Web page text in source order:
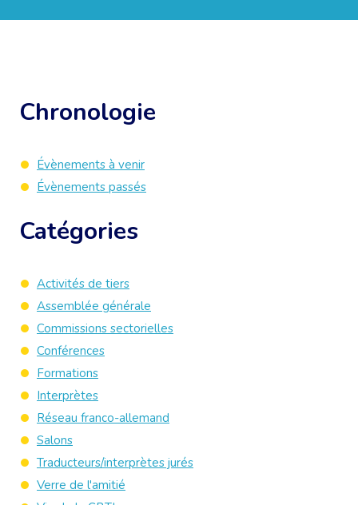
Chronologie
Évènements à venir
Évènements passés
Catégories
Activités de tiers
Assemblée générale
Commissions sectorielles
Conférences
Formations
Interprètes
Réseau franco-allemand
Salons
Traducteurs/interprètes jurés
Verre de l'amitié